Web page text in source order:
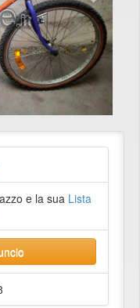
e la sua Lista